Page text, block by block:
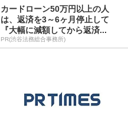
カードローン50万円以上の人
は、返済を3～6ヶ月停止して
『大幅に減額してから返済...
PR(渋谷法務総合事務所)